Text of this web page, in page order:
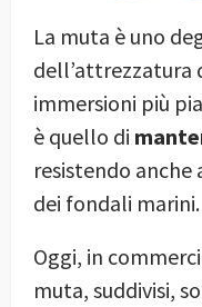
La muta è uno
dell’attrezzatura
immersioni più
è quello di
resistendo
dei fondali marini.
Oggi, in
muta, suddivisi,